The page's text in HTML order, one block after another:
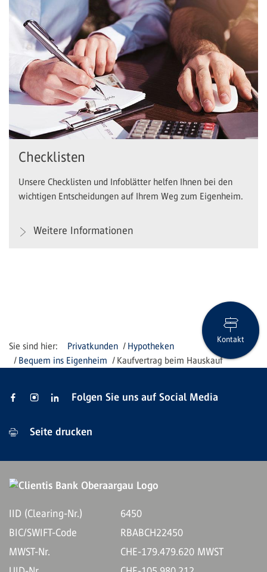
Checklisten
Unsere Checklisten und Infoblätter helfen Ihnen bei den
wichtigen Entscheidungen auf Ihrem Weg zum Eigenheim.
Weitere Informationen
Privatkunden
Hypotheken
Bequem ins Eigenheim
Kaufvertrag beim Hauskauf
Kontakt
Folgen Sie uns auf Social Media
Seite drucken
IID (Clearing-Nr.)
6450
BIC/SWIFT-Code
RBABCH22450
MWST-Nr.
CHE-179.479.620 MWST